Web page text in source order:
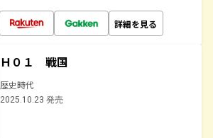
詳細を見る
Ｈ０１ 戦国
歴史時代
2025.10.23 発売